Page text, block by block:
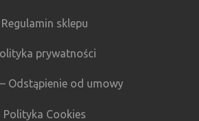
Regulamin sklepu
prywatności
Odstąpienie od umowy
Polityka Cookies